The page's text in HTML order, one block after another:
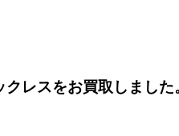
クレスをお買取しまし